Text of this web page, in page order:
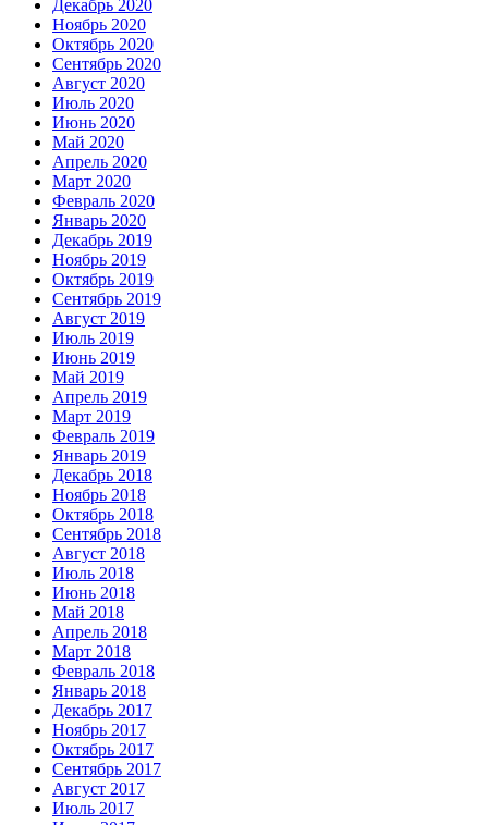
Декабрь 2020
Ноябрь 2020
Октябрь 2020
Сентябрь 2020
Август 2020
Июль 2020
Июнь 2020
Май 2020
Апрель 2020
Март 2020
Февраль 2020
Январь 2020
Декабрь 2019
Ноябрь 2019
Октябрь 2019
Сентябрь 2019
Август 2019
Июль 2019
Июнь 2019
Май 2019
Апрель 2019
Март 2019
Февраль 2019
Январь 2019
Декабрь 2018
Ноябрь 2018
Октябрь 2018
Сентябрь 2018
Август 2018
Июль 2018
Июнь 2018
Май 2018
Апрель 2018
Март 2018
Февраль 2018
Январь 2018
Декабрь 2017
Ноябрь 2017
Октябрь 2017
Сентябрь 2017
Август 2017
Июль 2017